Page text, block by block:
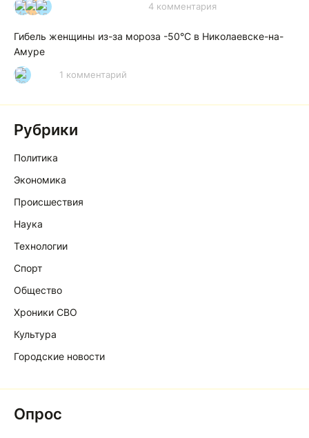
И А А 4 комментария
Гибель женщины из-за мороза -50°C в Николаевске-на-
Амуре
Р 1 комментарий
Рубрики
Политика
Экономика
Происшествия
Наука
Технологии
Спорт
Общество
Хроники СВО
Культура
Городские новости
Опрос